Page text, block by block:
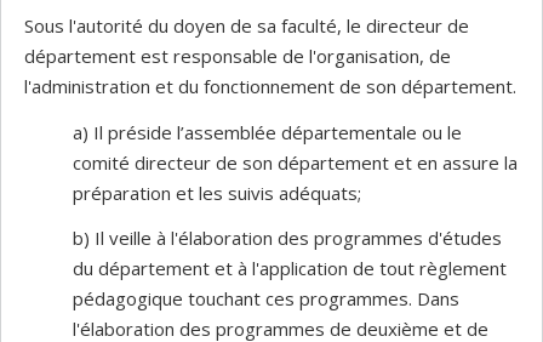
Sous l'autorité du doyen de sa faculté, le directeur de
département est responsable de l'organisation, de
l'administration et du fonctionnement de son département.
a) Il préside l’assemblée départementale ou le
comité directeur de son département et en assure la
préparation et les suivis adéquats;
b) Il veille à l'élaboration des programmes d'études
du département et à l'application de tout règlement
pédagogique touchant ces programmes. Dans
l'élaboration des programmes de deuxième et de